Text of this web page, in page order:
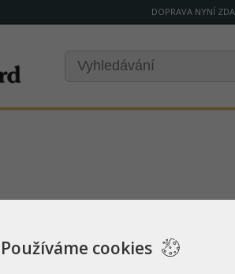
DOPRAVA NYNÍ
Používáme cookies